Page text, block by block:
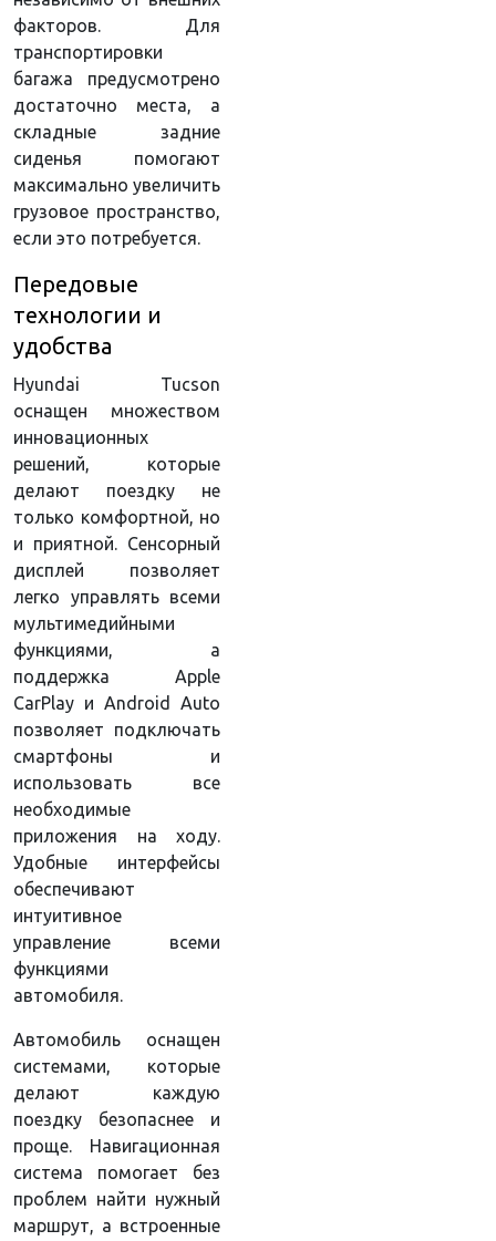
факторов. Для
транспортировки
багажа предусмотрено
достаточно места, а
складные задние
сиденья помогают
максимально увеличить
грузовое пространство,
если это потребуется.
Передовые
технологии и
удобства
Hyundai Tucson
оснащен множеством
инновационных
решений, которые
делают поездку не
только комфортной, но
и приятной. Сенсорный
дисплей позволяет
легко управлять всеми
мультимедийными
функциями, а
поддержка Apple
CarPlay и Android Auto
позволяет подключать
смартфоны и
использовать все
необходимые
приложения на ходу.
Удобные интерфейсы
обеспечивают
интуитивное
управление всеми
функциями
автомобиля.
Автомобиль оснащен
системами, которые
делают каждую
поездку безопаснее и
проще. Навигационная
система помогает без
проблем найти нужный
маршрут, а встроенные